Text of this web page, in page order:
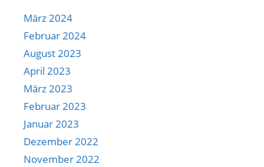
März 2024
Februar 2024
August 2023
April 2023
März 2023
Februar 2023
Januar 2023
Dezember 2022
November 2022